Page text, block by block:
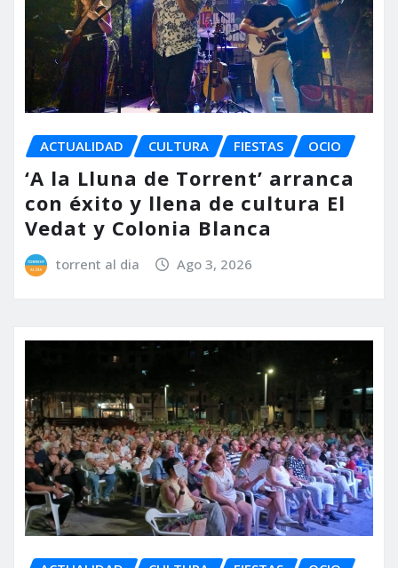
ACTUALIDAD CULTURA FIESTAS OCIO
‘A la Lluna de Torrent’ arranca
con éxito y llena de cultura El
Vedat y Colonia Blanca
torrent al dia Ago 3, 2026